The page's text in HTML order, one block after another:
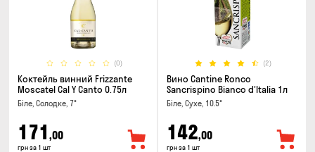
(0)
Коктейль винний Frizzante
Moscatel Cal Y Canto 0.75л
Біле, Солодке, 7°
171 ,00
грн за 1 шт
(2)
Вино Cantine Ronco
Sancrispino Bianco d'Italia 1л
Біле, Сухе, 10.5°
142,00
грн за 1 шт